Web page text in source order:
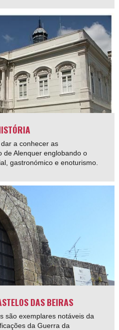
a conhecer as
de Alenquer englobando o
gastronómico e enoturismo.
DAS BEIRAS
são exemplares notáveis da
da Guerra da